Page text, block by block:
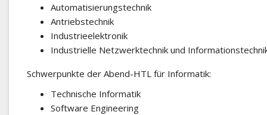
Automatisierungstechnik
Antriebstechnik
Industrieelektronik
Industrielle Netzwerktechnik und
Schwerpunkte der Abend-HTL für Informatik:
Technische Informatik
Software Engineering